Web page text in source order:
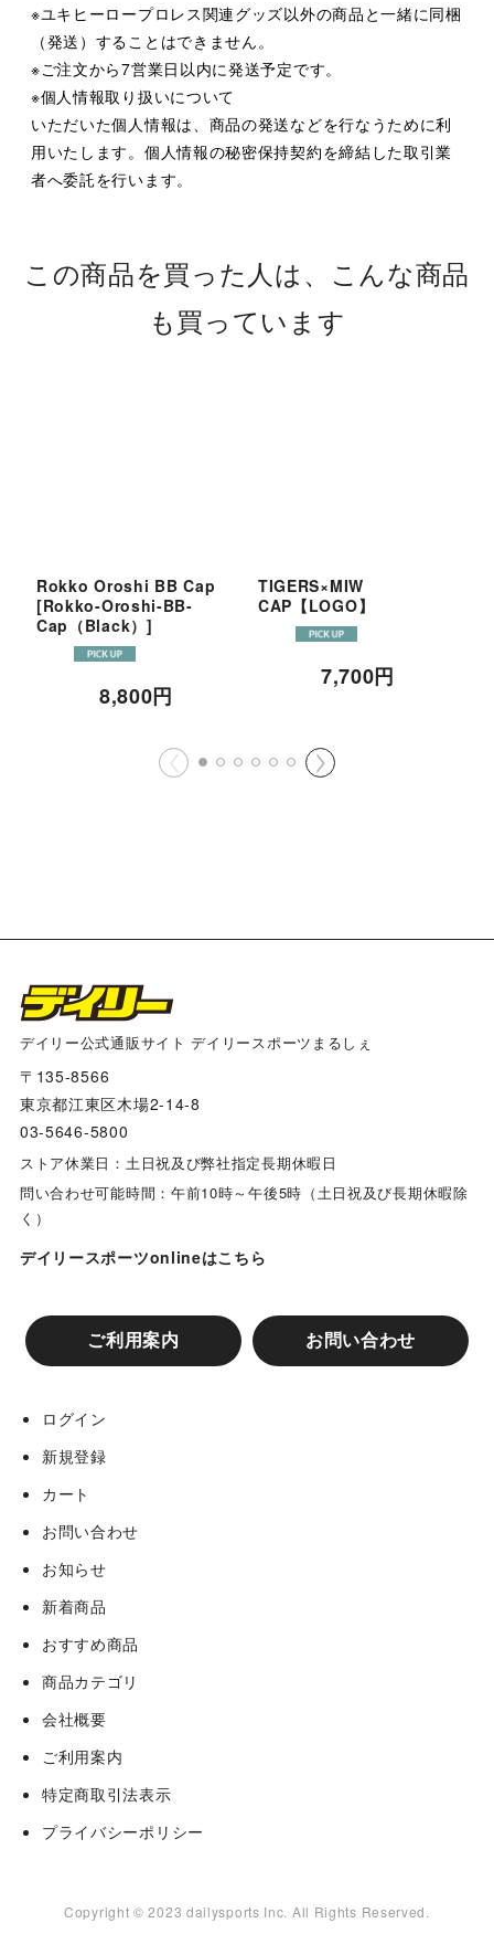
※ユキヒーロープロレス関連グッズ以外の商品と一緒に同梱
（発送）することはできません。
※ご注文から7営業日以内に発送予定です。
※個人情報取り扱いについて
いただいた個人情報は、商品の発送などを行なうために利
用いたします。個人情報の秘密保持契約を締結した取引業
者へ委託を行います。
この商品を買った人は、こんな商品
も買っています
Rokko Oroshi BB Cap
[Rokko-Oroshi-BB-
Cap（Black） ]
8,800円
TIGERS×MIW
CAP【LOGO】
7,700円
デイリー公式通販サイト デイリースポーツまるしぇ
〒135-8566
東京都江東区木場2-14-8
03-5646-5800
ストア休業日：土日祝及び弊社指定長期休暇日
問い合わせ可能時間：午前10時～午後5時（土日祝及び長期休暇除
く）
デイリースポーツonlineはこちら
ご利用案内 お問い合わせ
ログイン
新規登録
カート
お問い合わせ
お知らせ
新着商品
おすすめ商品
商品カテゴリ
会社概要
ご利用案内
特定商取引法表示
プライバシーポリシー
Copyright © 2023 dailysports Inc. All Rights Reserved.